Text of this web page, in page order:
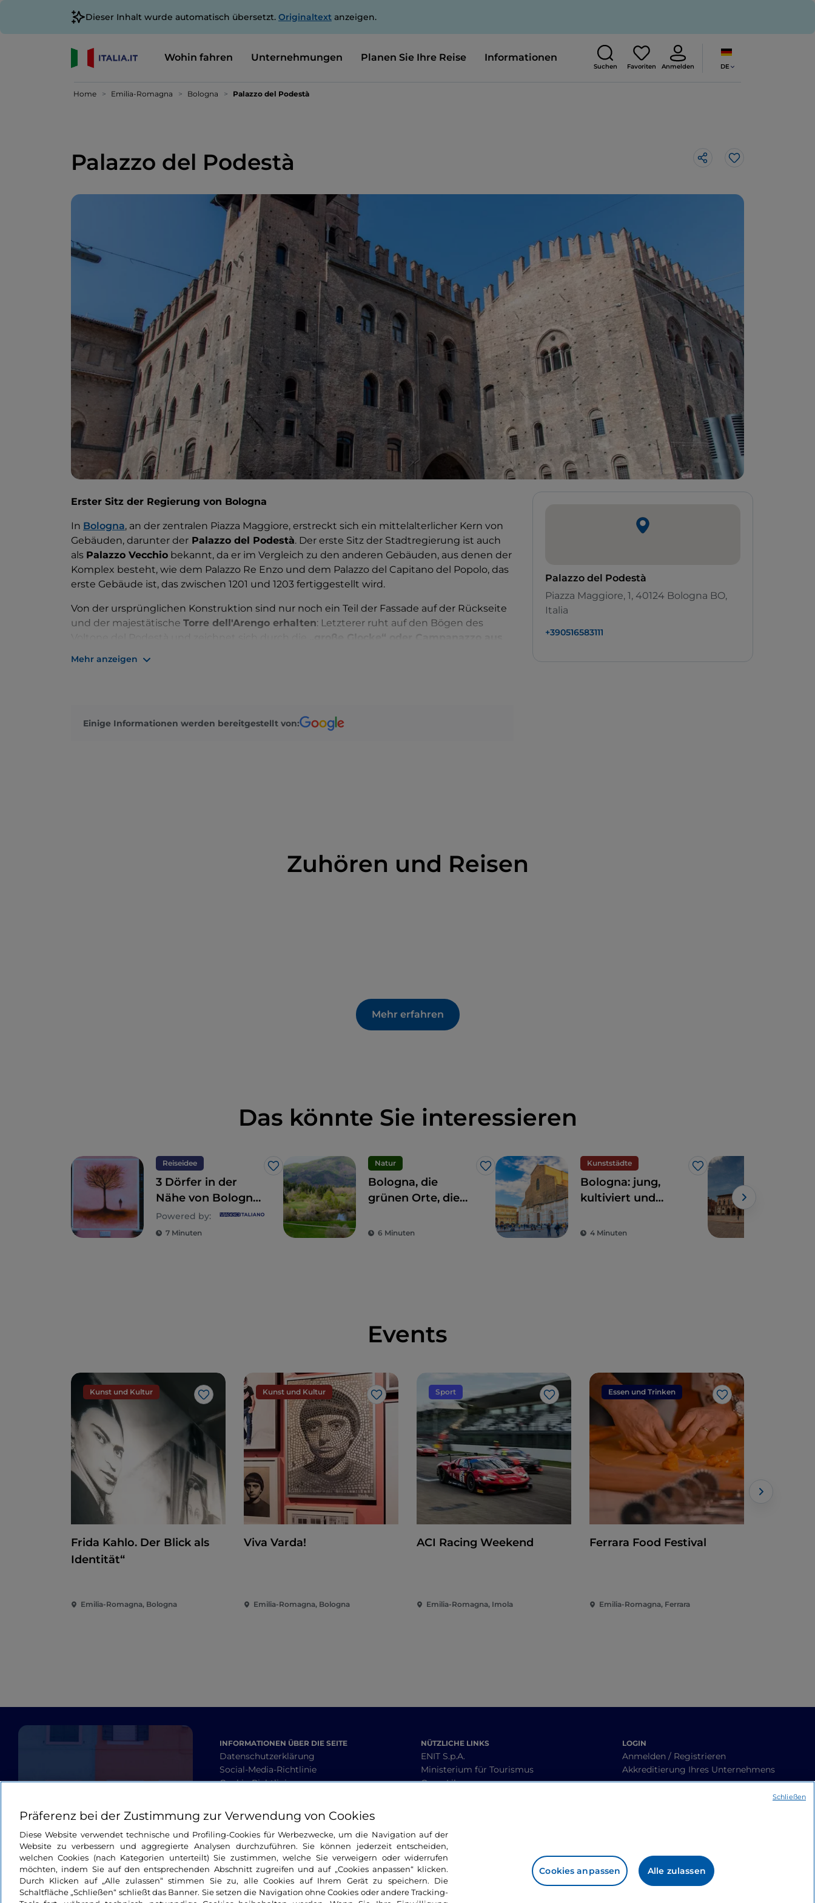
Dieser Inhalt wurde automatisch übersetzt. Originaltext anzeigen.
Wohin fahren Unternehmungen Planen Sie Ihre Reise Informationen
Suchen Favoriten Anmelden DE
Home Emilia-Romagna Bologna Palazzo del Podestà
Palazzo del Podestà Like
Erster Sitz der Regierung von Bologna
In Bologna, an der zentralen Piazza Maggiore, erstreckt sich ein mittelalterlicher Kern von
Gebäuden, darunter der Palazzo del Podestà. Der erste Sitz der Stadtregierung ist auch
als Palazzo Vecchio bekannt, da er im Vergleich zu den anderen Gebäuden, aus denen der
Komplex besteht, wie dem Palazzo Re Enzo und dem Palazzo del Capitano del Popolo, das
erste Gebäude ist, das zwischen 1201 und 1203 fertiggestellt wird.
Von der ursprünglichen Konstruktion sind nur noch ein Teil der Fassade auf der Rückseite
und der majestätische Torre dell'Arengo erhalten: Letzterer ruht auf den Bögen des
„große Glocke“ oder Campanazzo aus
Podestà , der als Gerichtssaal entstand, wurde zunächst in ein öffentliches Theater
umgewandelt und dann in einen Raum für Ballspiele und das sogenannte Jeu de Paume.
Mehr anzeigen
Einige Informationen werden bereitgestellt von:
Palazzo del Podestà
Piazza Maggiore, 1, 40124 Bologna BO,
Italia
+390516583111
Zuhören und Reisen
Mehr erfahren
Das könnte Sie interessieren
Reiseidee
Like
3 Dörfer in der
Nähe von Bologna,
perfekt für einen
Tagesausflug
Powered by:
7 Minuten
Natur
Like
Bologna, die
grünen Orte, die
entgehen lassen
6 Minuten
Kunststädte
Like
Bologna: jung,
kultiviert und
4 Minuten
Events
Kunst und Kultur
Like
Frida Kahlo. Der Blick als
Identität“
Emilia-Romagna, Bologna
Kunst und Kultur
Like
Viva Varda!
Emilia-Romagna, Bologna
Sport
Like
ACI Racing Weekend
Emilia-Romagna, Imola
Essen und Trinken
Like
Ferrara Food Festival
Emilia-Romagna, Ferrara
INFORMATIONEN ÜBER DIE SEITE
Datenschutzerklärung
Social-Media-Richtlinie
Cookie-Richtlinie
Allgemeine Geschäftsbedingungen
NÜTZLICHE LINKS
ENIT S.p.A.
Ministerium für Tourismus
Open Library
BLEIBEN WIR IN KONTAKT
LOGIN
Anmelden / Registrieren
Akkreditierung Ihres Unternehmens
Präferenz bei der Zustimmung zur Verwendung von Cookies
Diese Website verwendet technische und Profiling-Cookies für Werbezwecke, um die Navigation auf der
Website zu verbessern und aggregierte Analysen durchzuführen. Sie können jederzeit entscheiden,
welchen Cookies (nach Kategorien unterteilt) Sie zustimmen, welche Sie verweigern oder widerrufen
möchten, indem Sie auf den entsprechenden Abschnitt zugreifen und auf „Cookies anpassen“ klicken.
Durch Klicken auf „Alle zulassen“ stimmen Sie zu, alle Cookies auf Ihrem Gerät zu speichern. Die
Schaltfläche „Schließen“ schließt das Banner. Sie setzen die Navigation ohne Cookies oder andere Tracking-
Cookies anpassen Alle zulassen
Schließen